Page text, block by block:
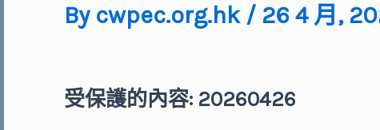
By cwpec.org.hk / 26 4 月,
受保護的內容: 20260426